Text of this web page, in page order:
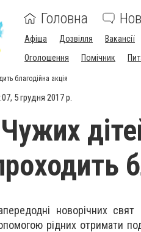
Головна
Афіша Дозвілля Вакансії
Оголошення
Помічник
благодійна акція
5 грудня 2017 р.
новорічних
рідних отримати